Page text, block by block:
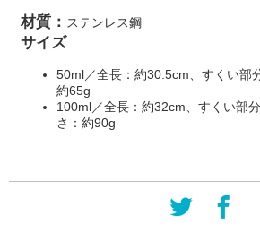
材質： ステンレス鋼
サイズ
50ml／全長：約30.5cm、すくい部
約65g
100ml／全長：約32cm、すくい部
さ：約90g